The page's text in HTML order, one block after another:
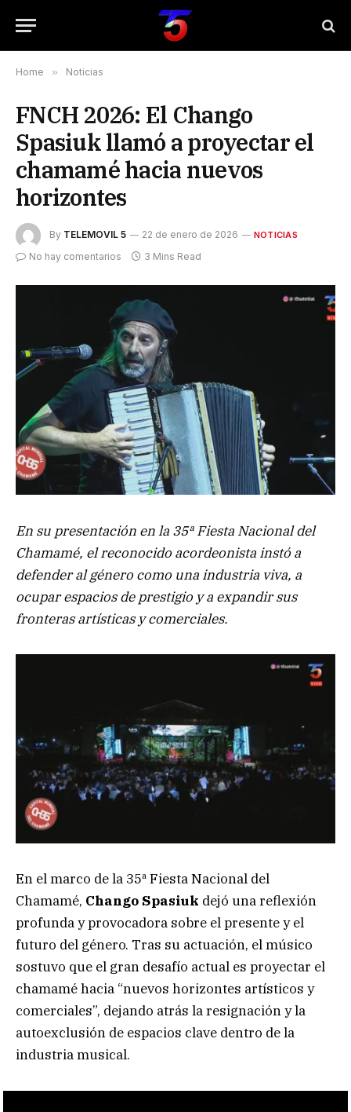
Home » Noticias
FNCH 2026: El Chango
Spasiuk llamó a proyectar el
chamamé hacia nuevos
horizontes
By TELEMOVIL 5 22 de enero de 2026 NOTICIAS
No hay comentarios 3 Mins Read
En su presentación en la 35ª Fiesta Nacional del
Chamamé, el reconocido acordeonista instó a
defender al género como una industria viva, a
ocupar espacios de prestigio y a expandir sus
fronteras artísticas y comerciales.
En el marco de la 35ª Fiesta Nacional del
Chamamé, Chango Spasiuk dejó una reflexión
profunda y provocadora sobre el presente y el
futuro del género. Tras su actuación, el músico
sostuvo que el gran desafío actual es proyectar el
chamamé hacia “nuevos horizontes artísticos y
comerciales”, dejando atrás la resignación y la
autoexclusión de espacios clave dentro de la
industria musical.